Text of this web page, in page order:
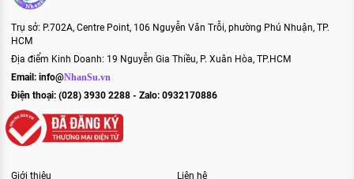
Trụ sở: P.702A, Centre Point, 106 Nguyễn Văn Trỗi, phường Phú Nhuận, TP.
HCM
Địa điểm Kinh Doanh: 19 Nguyễn Gia Thiều, P. Xuân Hòa, TP.HCM
Email: info@NhanSu.vn
Điện thoại: (028) 3930 2288 - Zalo: 0932170886
Giới thiệu
Liên hệ